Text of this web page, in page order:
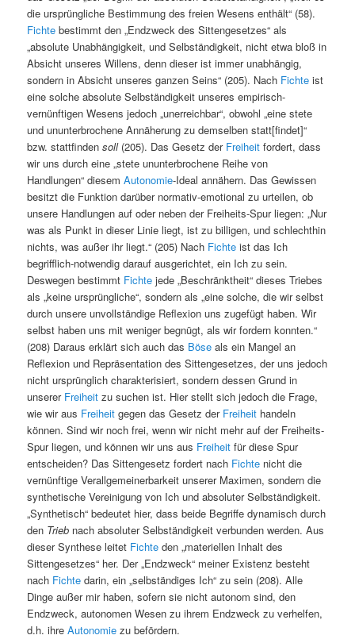
die ursprüngliche Bestimmung des freien Wesens enthält“ (58).
Fichte bestimmt den „Endzweck des Sittengesetzes“ als
„absolute Unabhängigkeit, und Selbständigkeit, nicht etwa bloß in
Absicht unseres Willens, denn dieser ist immer unabhängig,
sondern in Absicht unseres ganzen Seins“ (205). Nach Fichte ist
eine solche absolute Selbständigkeit unseres empirisch-
vernünftigen Wesens jedoch „unerreichbar“, obwohl „eine stete
und ununterbrochene Annäherung zu demselben statt[findet]“
bzw. stattfindensoll(205). Das Gesetz der Freiheit fordert, dass
wir uns durch eine „stete ununterbrochene Reihe von
Handlungen“ diesemAutonomie-Ideal annähern. Das Gewissen
besitzt die Funktion darüber normativ-emotional zu urteilen, ob
unsere Handlungen auf oder neben der Freiheits-Spur liegen: „Nur
was als Punkt in dieser Linie liegt, ist zu billigen, und schlechthin
nichts, was außer ihr liegt.“ (205) Nach Fichte ist das Ich
begrifflich-notwendig darauf ausgerichtet, ein Ich zu sein.
Deswegen bestimmt Fichte jede „Beschränktheit“ dieses Triebes
als „keine ursprüngliche“, sondern als „eine solche, die wir selbst
durch unsere unvollständige Reflexion uns zugefügt haben. Wir
selbst haben uns mit weniger begnügt, als wir fordern konnten.“
(208) Daraus erklärt sich auch das Böse als ein Mangel an
Reflexion und Repräsentation des Sittengesetzes, der uns jedoch
nicht ursprünglich charakterisiert, sondern dessen Grund in
unserer Freiheit zu suchen ist. Hier stellt sich jedoch die Frage,
wie wir aus Freiheit gegen das Gesetz der Freiheit handeln
können. Sind wir noch frei, wenn wir nicht mehr auf der Freiheits-
Spur liegen, und können wir uns aus Freiheit für diese Spur
entscheiden? Das Sittengesetz fordert nach Fichte nicht die
vernünftige Verallgemeinerbarkeit unserer Maximen, sondern die
synthetische Vereinigung von Ich und absoluter Selbständigkeit.
„Synthetisch“ bedeutet hier, dass beide Begriffe dynamisch durch
den Trieb nach absoluter Selbständigkeit verbunden werden. Aus
dieser Synthese leitet Fichte den „materiellen Inhalt des
Sittengesetzes“ her. Der „Endzweck“ meiner Existenz besteht
nach Fichte darin, ein „selbständiges Ich“ zu sein (208). Alle
Dinge außer mir haben, sofern sie nicht autonom sind, den
Endzweck, autonomen Wesen zu ihrem Endzweck zu verhelfen,
d.h. ihreAutonomie zu befördern.